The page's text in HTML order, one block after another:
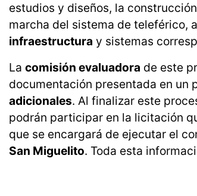
estudios y diseños, la
marcha del sistema de teleférico,
infraestructura y sistemas
La comisión evaluadora de este
documentación presentada en un
adicionales. Al finalizar este
podrán participar en la licitación
que se encargará de ejecutar el
San Miguelito. Toda esta